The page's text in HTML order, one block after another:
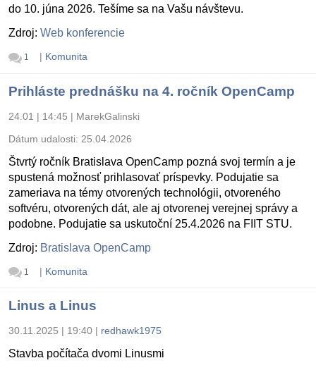
do 10. júna 2026. Tešíme sa na Vašu návštevu.
Zdroj: Web konferencie
1 | Komunita
Prihláste prednášku na 4. ročník OpenCamp
24.01 | 14:45 | MarekGalinski
Dátum udalosti: 25.04.2026
Štvrtý ročník Bratislava OpenCamp pozná svoj termín a je
spustená možnosť prihlasovať príspevky. Podujatie sa
zameriava na témy otvorených technológii, otvoreného
softvéru, otvorených dát, ale aj otvorenej verejnej správy a
podobne. Podujatie sa uskutoční 25.4.2026 na FIIT STU.
Zdroj: Bratislava OpenCamp
1 | Komunita
Linus a Linus
30.11.2025 | 19:40 | redhawk1975
Stavba počítača dvomi Linusmi